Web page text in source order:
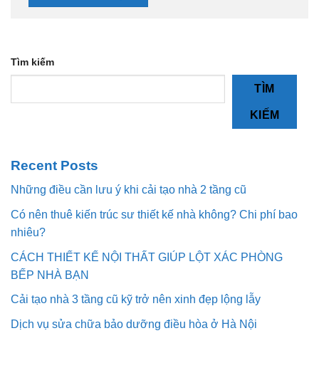
Tìm kiếm
TÌM
KIẾM
Recent Posts
Những điều cần lưu ý khi cải tạo nhà 2 tầng cũ
Có nên thuê kiến trúc sư thiết kế nhà không? Chi phí bao
nhiêu?
CÁCH THIẾT KẾ NỘI THẤT GIÚP LỘT XÁC PHÒNG
BẾP NHÀ BẠN
Cải tạo nhà 3 tầng cũ kỹ trở nên xinh đẹp lộng lẫy
Dịch vụ sửa chữa bảo dưỡng điều hòa ở Hà Nội